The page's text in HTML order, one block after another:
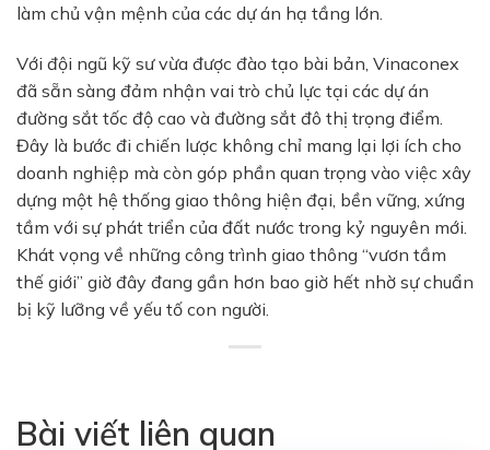
làm chủ vận mệnh của các dự án hạ tầng lớn.
Với đội ngũ kỹ sư vừa được đào tạo bài bản, Vinaconex
đã sẵn sàng đảm nhận vai trò chủ lực tại các dự án
đường sắt tốc độ cao và đường sắt đô thị trọng điểm.
Đây là bước đi chiến lược không chỉ mang lại lợi ích cho
doanh nghiệp mà còn góp phần quan trọng vào việc xây
dựng một hệ thống giao thông hiện đại, bền vững, xứng
tầm với sự phát triển của đất nước trong kỷ nguyên mới.
Khát vọng về những công trình giao thông “vươn tầm
thế giới” giờ đây đang gần hơn bao giờ hết nhờ sự chuẩn
bị kỹ lưỡng về yếu tố con người.
Bài viết liên quan